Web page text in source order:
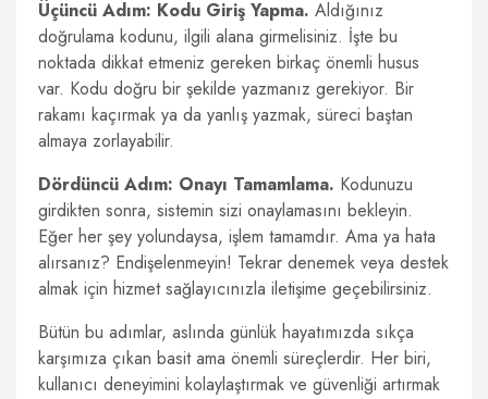
Üçüncü Adım: Kodu Giriş Yapma. Aldığınız
doğrulama kodunu, ilgili alana girmelisiniz. İşte bu
noktada dikkat etmeniz gereken birkaç önemli husus
var. Kodu doğru bir şekilde yazmanız gerekiyor. Bir
rakamı kaçırmak ya da yanlış yazmak, süreci baştan
almaya zorlayabilir.
Dördüncü Adım: Onayı Tamamlama. Kodunuzu
girdikten sonra, sistemin sizi onaylamasını bekleyin.
Eğer her şey yolundaysa, işlem tamamdır. Ama ya hata
alırsanız? Endişelenmeyin! Tekrar denemek veya destek
almak için hizmet sağlayıcınızla iletişime geçebilirsiniz.
Bütün bu adımlar, aslında günlük hayatımızda sıkça
karşımıza çıkan basit ama önemli süreçlerdir. Her biri,
kullanıcı deneyimini kolaylaştırmak ve güvenliği artırmak